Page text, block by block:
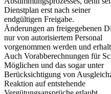
Dienstplan erst nach seiner
endgültigen Freigabe.
Änderungen an freigegebenen
nur von autorisiertem Personal
vorgenommen werden und
Auch Vorabberechnungen für
Möglichen und das sogar unter
Berücksichtigung von
Reaktion auf entstehende